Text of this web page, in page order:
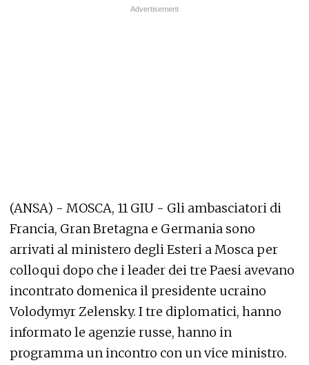
(ANSA) - MOSCA, 11 GIU - Gli ambasciatori di
Francia, Gran Bretagna e Germania sono
arrivati al ministero degli Esteri a Mosca per
colloqui dopo che i leader dei tre Paesi avevano
incontrato domenica il presidente ucraino
Volodymyr Zelensky. I tre diplomatici, hanno
informato le agenzie russe, hanno in
programma un incontro con un vice ministro.